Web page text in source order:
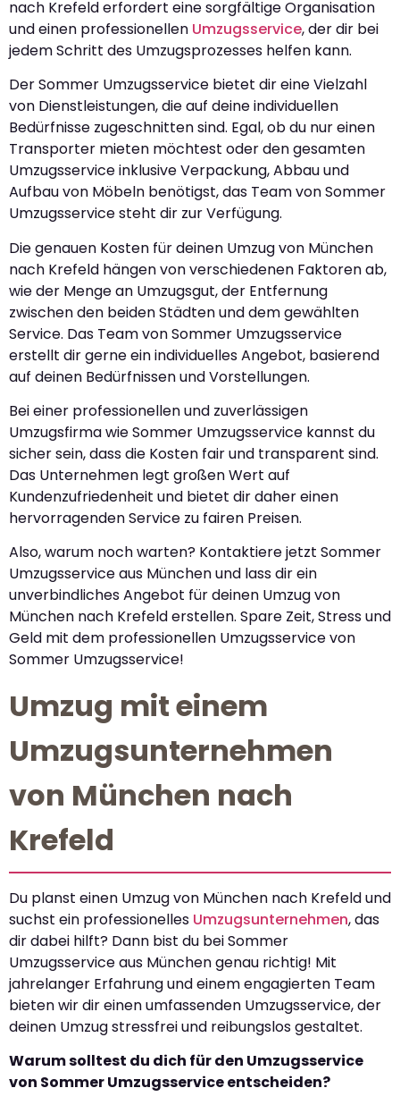
nach Krefeld erfordert eine sorgfältige Organisation
und einen professionellen Umzugsservice, der dir bei
jedem Schritt des Umzugsprozesses helfen kann.
Der Sommer Umzugsservice bietet dir eine Vielzahl
von Dienstleistungen, die auf deine individuellen
Bedürfnisse zugeschnitten sind. Egal, ob du nur einen
Transporter mieten möchtest oder den gesamten
Umzugsservice inklusive Verpackung, Abbau und
Aufbau von Möbeln benötigst, das Team von Sommer
Umzugsservice steht dir zur Verfügung.
Die genauen Kosten für deinen Umzug von München
nach Krefeld hängen von verschiedenen Faktoren ab,
wie der Menge an Umzugsgut, der Entfernung
zwischen den beiden Städten und dem gewählten
Service. Das Team von Sommer Umzugsservice
erstellt dir gerne ein individuelles Angebot, basierend
auf deinen Bedürfnissen und Vorstellungen.
Bei einer professionellen und zuverlässigen
Umzugsfirma wie Sommer Umzugsservice kannst du
sicher sein, dass die Kosten fair und transparent sind.
Das Unternehmen legt großen Wert auf
Kundenzufriedenheit und bietet dir daher einen
hervorragenden Service zu fairen Preisen.
Also, warum noch warten? Kontaktiere jetzt Sommer
Umzugsservice aus München und lass dir ein
unverbindliches Angebot für deinen Umzug von
München nach Krefeld erstellen. Spare Zeit, Stress und
Geld mit dem professionellen Umzugsservice von
Sommer Umzugsservice!
Umzug mit einem
Umzugsunternehmen
von München nach
Krefeld
Du planst einen Umzug von München nach Krefeld und
suchst ein professionelles Umzugsunternehmen, das
dir dabei hilft? Dann bist du bei Sommer
Umzugsservice aus München genau richtig! Mit
jahrelanger Erfahrung und einem engagierten Team
bieten wir dir einen umfassenden Umzugsservice, der
deinen Umzug stressfrei und reibungslos gestaltet.
Warum solltest du dich für den Umzugsservice
von Sommer Umzugsservice entscheiden?